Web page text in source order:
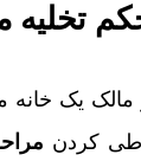
تخلیه
یک خانه
طی کردن